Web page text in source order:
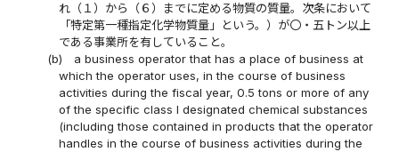
れ（１）から（６）までに定める物質の質量。次条において
「特定第一種指定化学物質量」という。）が〇・五トン以上
である事業所を有していること。
(b)
a business operator that has a place of business at
which the operator uses, in the course of business
activities during the fiscal year, 0.5 tons or more of any
of the specific class I designated chemical substances
(including those contained in products that the operator
handles in the course of business activities during the